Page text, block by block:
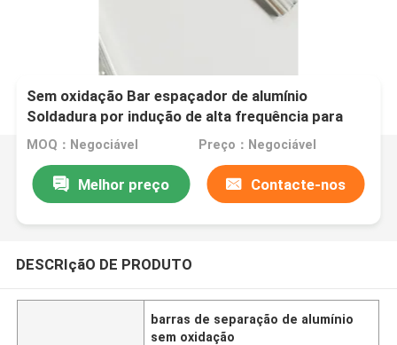
Sem oxidação Bar espaçador de alumínio
Soldadura por indução de alta frequência para
vidro e portas
MOQ：Negociável Preço：Negociável
Melhor preço Contacte-nos
DESCRIçãO DE PRODUTO
barras de separação de alumínio
sem oxidação